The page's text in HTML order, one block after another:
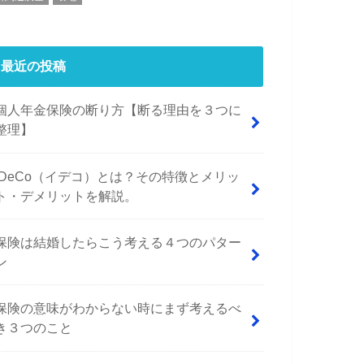
最近の投稿
人年金保険の断り方【断る理由を３つに
理】
（イデコ）とは？その特徴とメリッ
ト・デメリットを解説。
険は結婚したらこう考える４つのパター
険の意味がわからない時にまず考えるべ
３つのこと